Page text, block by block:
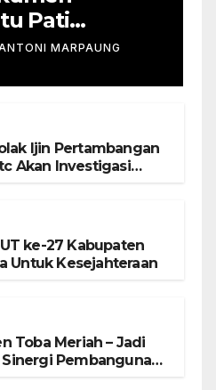
Pati
– Jerry
– Frengki
Tidak Miliki
Tangan
MARPAUNG
Ijin Pertambangan
Akan Investigasi
ke-27 Kabupaten
Untuk Kesejahteraan
Toba Meriah – Jadi
Pembangunan